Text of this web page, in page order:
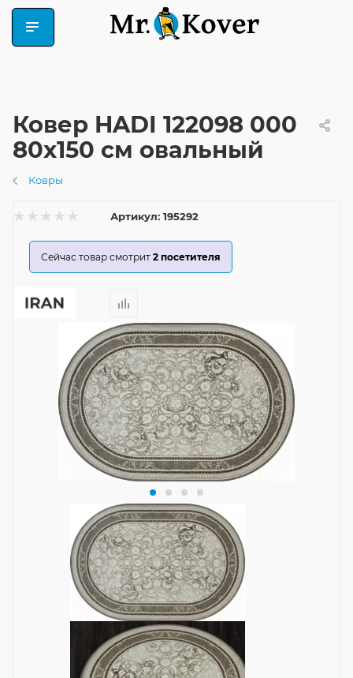
Ковер HADI 122098 000
80x150 см овальный
Ковры
Артикул: 195292
Сейчас товар смотрит 2 посетителя